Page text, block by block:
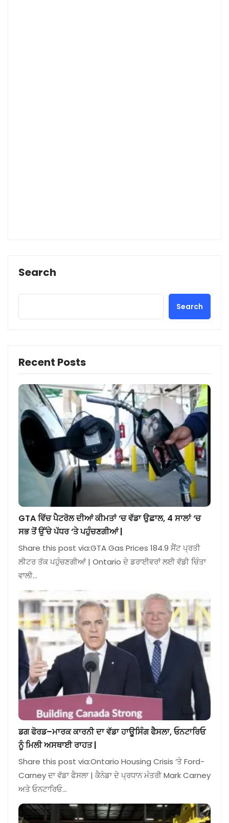
Search
Search
Recent Posts
GTA ਵਿੱਚ ਪੈਟਰੋਲ ਦੀਆਂ ਕੀਮਤਾਂ ‘ਚ ਵੱਡਾ ਉਛਾਲ, 4 ਸਾਲਾਂ ‘ਚ
ਸਭ ਤੋਂ ਉੱਚੇ ਪੱਧਰ ‘ਤੇ ਪਹੁੰਚਣਗੀਆਂ |
Share this post via:GTA Gas Prices 184.9 ਸੈਂਟ ਪ੍ਰਤੀ
ਲੀਟਰ ਤੱਕ ਪਹੁੰਚਣਗੀਆਂ | Ontario ਦੇ ਡਰਾਈਵਰਾਂ ਲਈ ਵੱਡੀ ਚਿੰਤਾ
ਵਾਲੀ…
ਡਗ ਫੋਰਡ–ਮਾਰਕ ਕਾਰਨੀ ਦਾ ਵੱਡਾ ਹਾਊਸਿੰਗ ਫੈਸਲਾ, ਓਨਟਾਰਿਓ
ਨੂੰ ਮਿਲੀ ਅਸਥਾਈ ਰਾਹਤ |
Share this post via:Ontario Housing Crisis ‘ਤੇ Ford-
Carney ਦਾ ਵੱਡਾ ਫੈਸਲਾ | ਕੈਨੇਡਾ ਦੇ ਪ੍ਰਧਾਨ ਮੰਤਰੀ Mark Carney
ਅਤੇ ਓਨਟਾਰਿਓ…